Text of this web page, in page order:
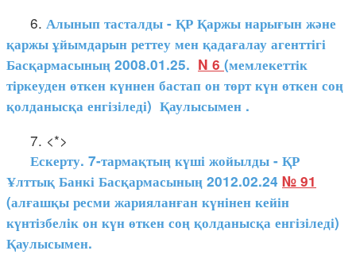
6. Алынып тасталды - ҚР Қаржы нарығын және
қаржы ұйымдарын реттеу мен қадағалау агенттігі
Басқармасының 2008.01.25. N 6 (мемлекеттік
тіркеуден өткен күннен бастап он төрт күн өткен соң
қолданысқа енгізіледі) Қаулысымен .
7. <*>
Ескерту. 7-тармақтың күші жойылды - ҚР
Ұлттық Банкі Басқармасының 2012.02.24 № 91
(алғашқы ресми жарияланған күнінен кейін
күнтізбелік он күн өткен соң қолданысқа енгізіледі)
Қаулысымен.